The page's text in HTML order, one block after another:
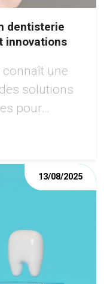
dentisterie
innovations
une
solutions
pour
13/08/2025